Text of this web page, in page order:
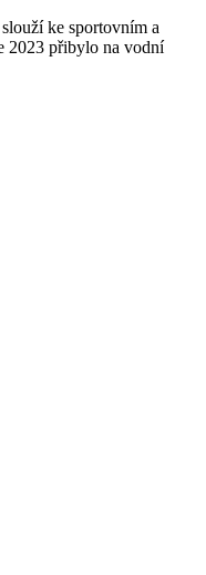
ke sportovním a
2023 přibylo na vodní